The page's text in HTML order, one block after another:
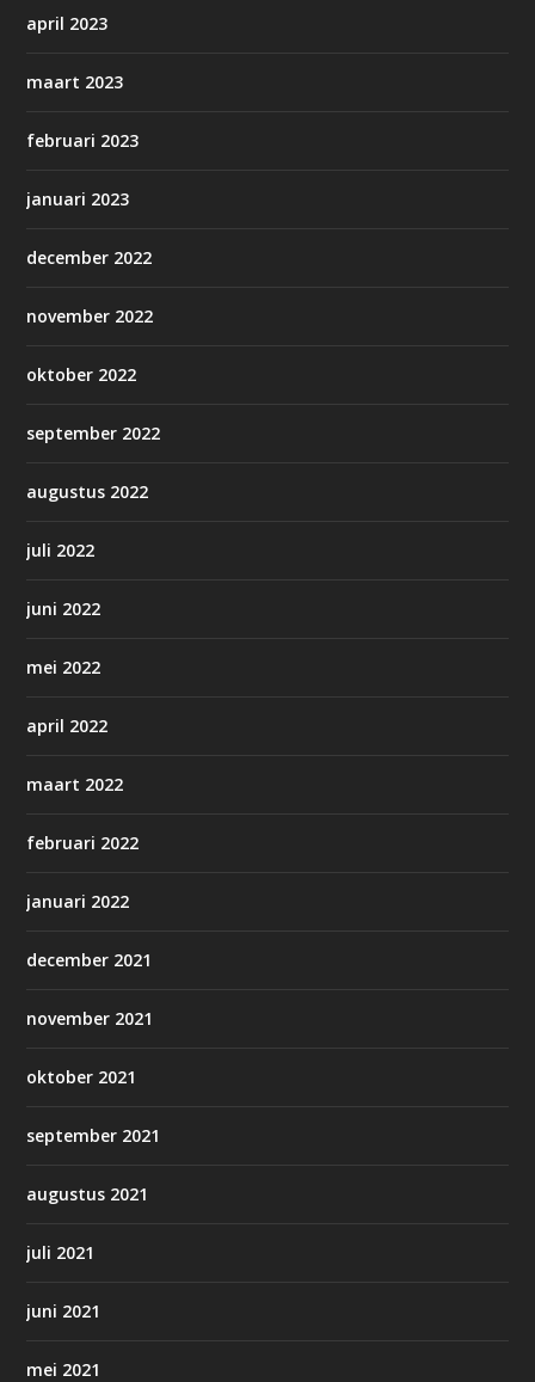
april 2023
maart 2023
februari 2023
januari 2023
december 2022
november 2022
oktober 2022
september 2022
augustus 2022
juli 2022
juni 2022
mei 2022
april 2022
maart 2022
februari 2022
januari 2022
december 2021
november 2021
oktober 2021
september 2021
augustus 2021
juli 2021
juni 2021
mei 2021